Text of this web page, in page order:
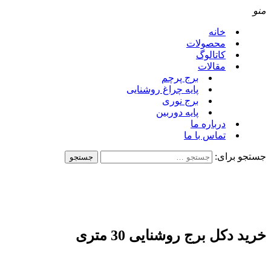
منو
خانه
محصولات
کاتالوگ
مقالات
برج پرچم
پایه چراغ روشنایی
برج نوری
پایه دوربین
درباره ما
تماس با ما
جستجو برای:
خرید دکل برج روشنایی 30 متری